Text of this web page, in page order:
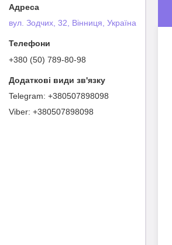
вул. Зодчих, 32, Вінниця, Україна
+380 (50) 789-80-98
+380507898098
+380507898098